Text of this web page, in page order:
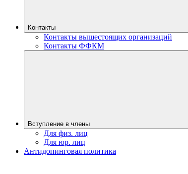
Контакты
Контакты вышестоящих организаций
Контакты ФФКМ
Вступление в члены
Для физ. лиц
Для юр. лиц
Антидопинговая политика